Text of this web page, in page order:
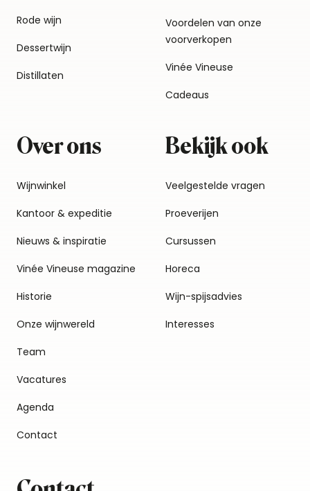
Rode wijn
Dessertwijn
Distillaten
Voordelen van onze
voorverkopen
Vinée Vineuse
Cadeaus
Over ons
Wijnwinkel
Kantoor & expeditie
Nieuws & inspiratie
Vinée Vineuse magazine
Historie
Onze wijnwereld
Team
Vacatures
Agenda
Contact
Bekijk ook
Veelgestelde vragen
Proeverijen
Cursussen
Horeca
Wijn-spijsadvies
Interesses